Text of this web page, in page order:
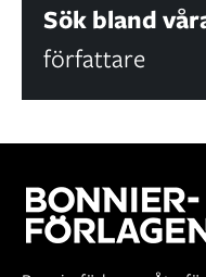
Sök bland
författare